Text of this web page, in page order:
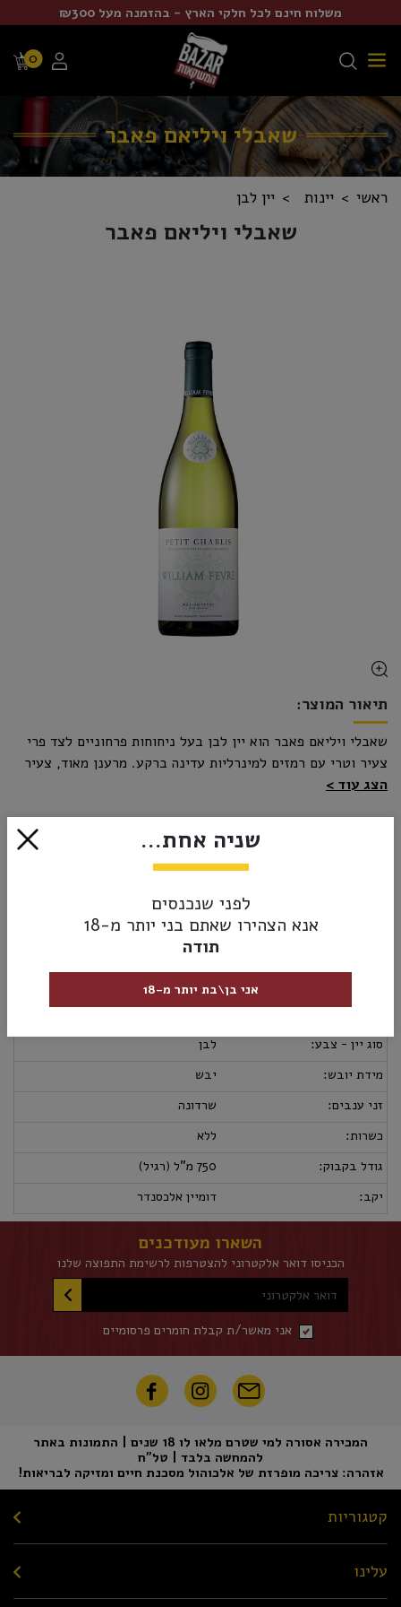
משלוח חינם לכל חלקי הארץ - בהזמנה מעל ₪300
0
שאבלי ויליאם פאבר
ראשי יינות יין לבן
שאבלי ויליאם פאבר
תיאור המוצר:
שאבלי ויליאם פאבר הוא יין לבן בעל ניחוחות פרחוניים לצד פרי
צעיר וטרי עם רמזים למינרליות עדינה ברקע. מרענן מאוד, צעיר
ומאוזן.
הצג עוד
₪109.00
אזל מהמלאי
אספקה ומשלוחים מדיניות החזרות
סוג יין - צבע:
לבן
מידת יובש:
יבש
זני ענבים:
שרדונה
כשרות:
ללא
גודל בקבוק:
750 מ"ל (רגיל)
יקב:
דומיין אלכסנדר
השארו מעודכנים
הכניסו דואר אלקטרוני להצטרפות לרשימת התפוצה שלנו
דואר אלקטרוני
אני מאשר/ת קבלת חומרים פרסומיים
המכירה אסורה למי שטרם מלאו לו 18 שנים | התמונות באתר
להמחשה בלבד | טל"ח
אזהרה: צריכה מופרזת של אלכוהול מסכנת חיים ומזיקה לבריאות!
קטגוריות
עלינו
שניה אחת...
לפני שנכנסים
אנא הצהירו שאתם בני יותר מ-18
תודה
אני בן\בת יותר מ-18